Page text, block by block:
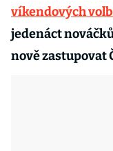
víkendových
jedenáct
nově zastupovat